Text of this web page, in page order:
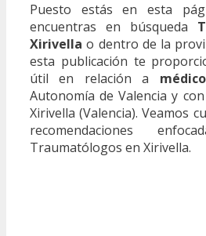
Puesto estás en esta
encuentras en búsqueda
Xirivella o dentro de la
esta publicación te
útil en relación a
Autonomía de Valencia y
Xirivella (Valencia). Veamos
recomendaciones
Traumatólogos en Xirivella.